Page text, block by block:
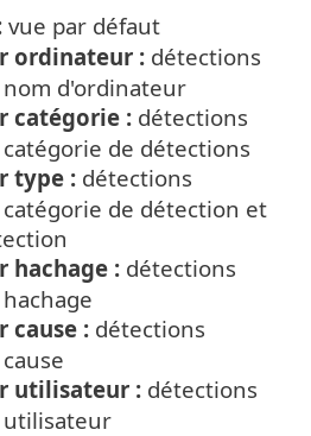
vue par défaut
ordinateur : détections
d'ordinateur
catégorie : détections
de détections
type : détections
de détection et
hachage : détections
cause : détections
utilisateur : détections
utilisateur